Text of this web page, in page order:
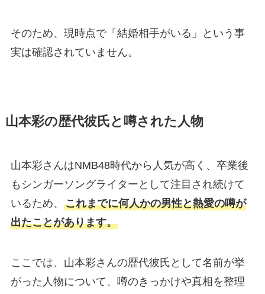
そのため、現時点で「結婚相手がいる」という事
実は確認されていません。
山本彩の歴代彼氏と噂された人物
山本彩さんはNMB48時代から人気が高く、卒業後
もシンガーソングライターとして注目され続けて
いるため、 これまでに何人かの男性と熱愛の噂が
出たことがあります。
ここでは、山本彩さんの歴代彼氏として名前が挙
がった人物について、噂のきっかけや真相を整理